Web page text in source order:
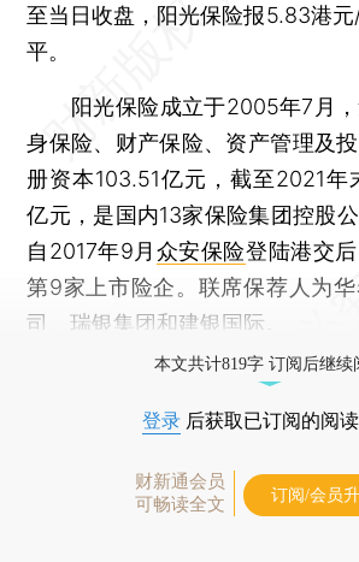
至当日收盘，阳光保险报5.83港
平。
阳光保险成立于2005年7月，
身保险、财产保险、资产管理及
册资本103.51亿元，截至2021年
亿元，是国内13家保险集团控股
自2017年9月 众安保险登陆港交
第9家上市险企。联席保荐人为华
司
、瑞银集团和建银国际。
本文共计819字 订阅后继续
登录 后获取已订阅的阅
财新通会员
可畅读全文
订阅/会员